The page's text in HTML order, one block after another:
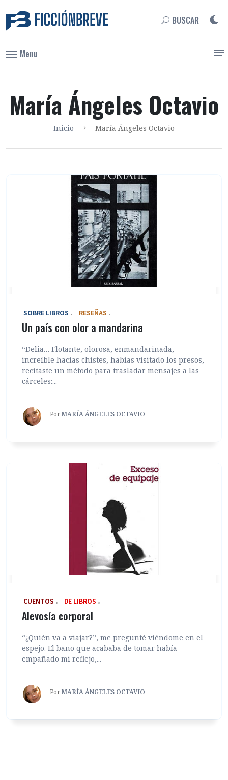
BUSCAR
Menu
María Ángeles Octavio
Inicio María Ángeles Octavio
‎ SOBRE LIBROS RESEÑAS
Un país con olor a mandarina
“Delia… Flotante, olorosa, enmandarinada,
increíble hacías chistes, habías visitado los presos,
recitaste un método para trasladar mensajes a las
cárceles:...
PorMARÍA ÁNGELES OCTAVIO
‎ CUENTOS DE LIBROS
Alevosía corporal
“¿Quién va a viajar?”, me pregunté viéndome en el
espejo. El baño que acababa de tomar había
empañado mi reflejo,...
PorMARÍA ÁNGELES OCTAVIO